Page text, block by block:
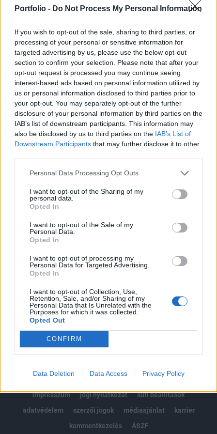
Portfolio - Do Not Process My Personal Information
If you wish to opt-out of the sale, sharing to third parties, or
processing of your personal or sensitive information for
targeted advertising by us, please use the below opt-out
section to confirm your selection. Please note that after your
opt-out request is processed you may continue seeing
interest-based ads based on personal information utilized by
us or personal information disclosed to third parties prior to
your opt-out. You may separately opt-out of the further
disclosure of your personal information by third parties on the
IAB’s list of downstream participants. This information may
also be disclosed by us to third parties on the IAB’s List of
Downstream Participants that may further disclose it to other
Personal Data Processing Opt Outs
I want to opt-out of the Sharing of my
personal data.
Opted In
I want to opt-out of the Sale of my
Personal Data.
Opted In
I want to opt-out of processing my
Personal Data for Targeted Advertising.
Opted In
I want to opt-out of Collection, Use,
Retention, Sale, and/or Sharing of my
Personal Data that Is Unrelated with the
Purposes for which it was collected.
Opted Out
CONFIRM
Data Deletion Data Access Privacy Policy
árumérleg tavaly 763.6 milliárd dolláros hiánnyal
Decemberben a novemberi deficithez képest 5.3
százalékos hiány-növekmény látható: az év utolsó
hónapjában 61.2 milliárd dollárt tett ki a deficit. Ez utóbbi
meglepte az elemzőket, az előzetes felmérések mediánja
59.5 milliárd dollár volt. A dollár a vártnál nagyobb
egyensúlyhiányra gyengülni kezdett, miután a vártnál
rosszabb külkereskedelmi pozíció miatt a piaci...
KEDVES OLVASÓNK!
tartozik, melynek olvasása előfizetéses
regisztrációhoz kötött.
Az előfizetés a következőket tartalmazza:
Kötéslisták: BÉT elmúlt 2 év napon belüli
kötéslistái
Előfizetés
MÁR ELŐFIZETŐNK VAGY?BEJELENTKEZÉS
impresszum
jogi nyilatkozat
süti beállítások
adatvédelem
szerzői jogok médiaajánlat
karrier
kommentkezelés
ÁSZF